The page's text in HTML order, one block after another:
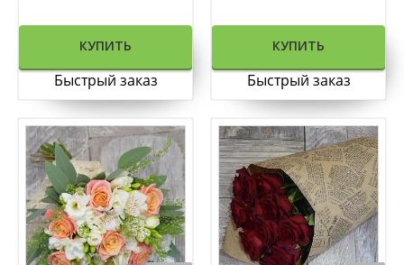
КУПИТЬ
Быстрый заказ
КУПИТЬ
Быстрый заказ